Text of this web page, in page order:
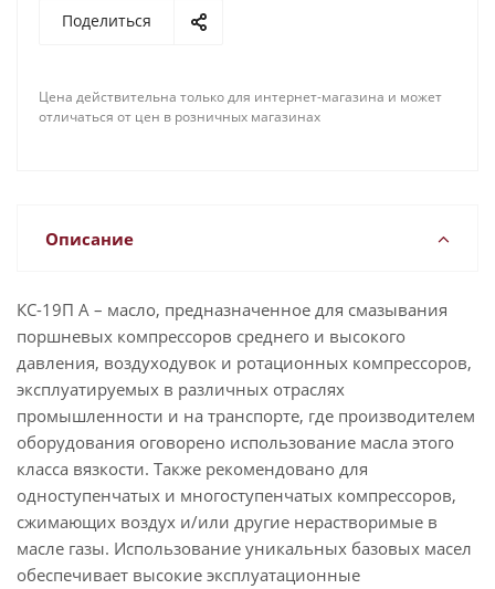
Поделиться
Цена действительна только для интернет-магазина и может
отличаться от цен в розничных магазинах
Описание
КС-19П А – масло, предназначенное для смазывания
поршневых компрессоров среднего и высокого
давления, воздуходувок и ротационных компрессоров,
эксплуатируемых в различных отраслях
промышленности и на транспорте, где производителем
оборудования оговорено использование масла этого
класса вязкости. Также рекомендовано для
одноступенчатых и многоступенчатых компрессоров,
сжимающих воздух и/или другие нерастворимые в
масле газы. Использование уникальных базовых масел
обеспечивает высокие эксплуатационные